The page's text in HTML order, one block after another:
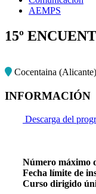
AEMPS
15º
Cocentaina
INFORMACIÓN
Descarga del
Número máximo
Fecha límite de
Curso dirigido